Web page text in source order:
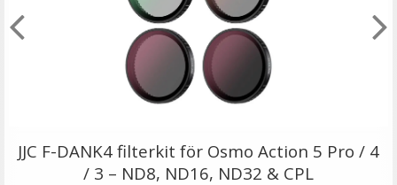
JJC F-DANK4 filterkit för Osmo Action 5 Pro / 4
/ 3 – ND8, ND16, ND32 & CPL